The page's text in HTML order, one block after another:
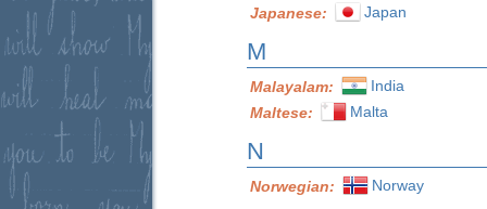
Japanese: Japan
M
Malayalam:
India
Maltese:
Malta
N
Norwegian: Norway